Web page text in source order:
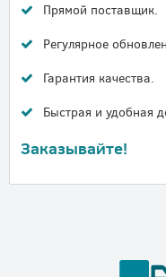
Прямой поставщик.
Регулярное
Гарантия качества.
Быстрая и удобная
Заказывайте!